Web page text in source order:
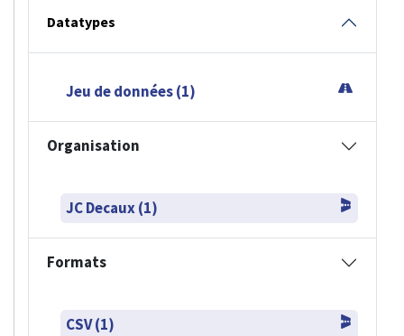
Datatypes
Jeu de données (1)
Organisation
JC Decaux (1)
Formats
CSV (1)